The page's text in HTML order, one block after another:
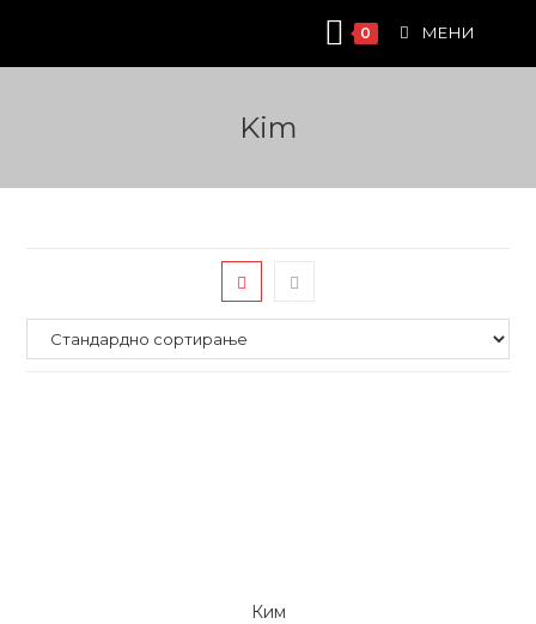
content
0 МЕНИ
Kim
Ким